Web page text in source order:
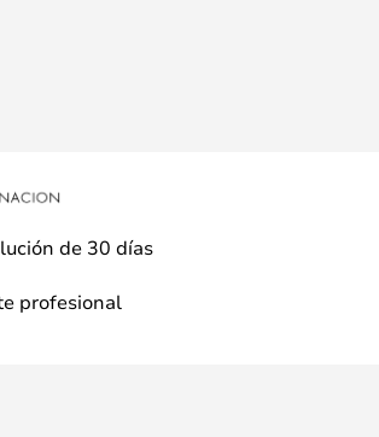
de 30 días
profesional